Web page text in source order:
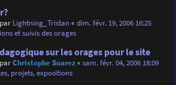
Lightning_Tristan« dim. févr. 19, 2006 16:25
et suivis des orages
sur les orages pour le site
Christophe Suarez« sam. févr. 04, 2006 18:09
projets, expositions